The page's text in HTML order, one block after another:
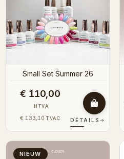
Small Set Summer 26
€ 110,00
HTVA
€ 133,10 TVAC DÉTAILS →
NIEUW